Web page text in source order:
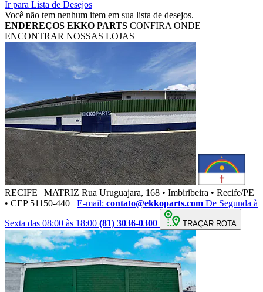
Ir para Lista de Desejos
Você não tem nenhum item em sua lista de desejos.
ENDEREÇOS EKKO PARTS CONFIRA ONDE
ENCONTRAR NOSSAS LOJAS
RECIFE | MATRIZ Rua Uruguajara, 168 • Imbiribeira • Recife/PE
• CEP 51150-440
E-mail: contato@ekkoparts.com De Segunda à
Sexta das 08:00 às 18:00 (81) 3036-0300 TRAÇAR ROTA